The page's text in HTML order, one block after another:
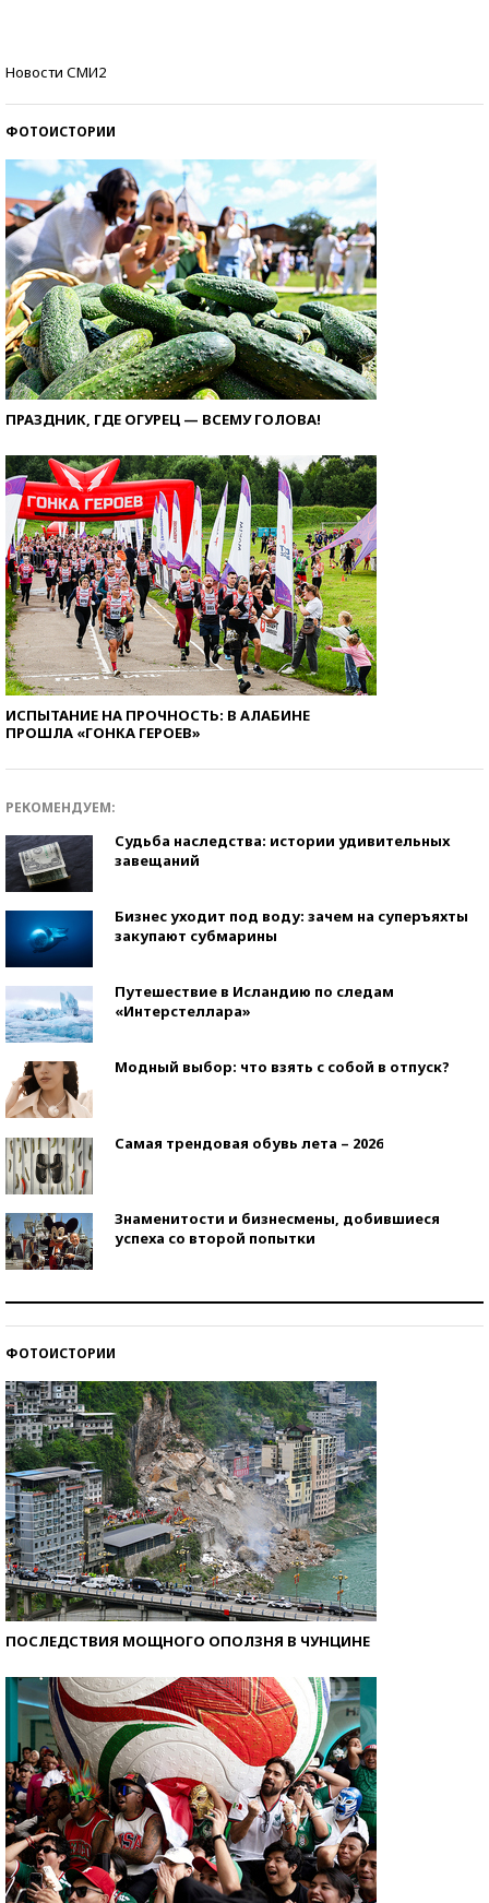
Новости СМИ2
ФОТОИСТОРИИ
ПРАЗДНИК, ГДЕ ОГУРЕЦ — ВСЕМУ ГОЛОВА!
ИСПЫТАНИЕ НА ПРОЧНОСТЬ: В АЛАБИНЕ
ПРОШЛА «ГОНКА ГЕРОЕВ»
РЕКОМЕНДУЕМ:
Судьба наследства: истории удивительных
завещаний
Бизнес уходит под воду: зачем на суперъяхты
закупают субмарины
Путешествие в Исландию по следам
«Интерстеллара»
Модный выбор: что взять с собой в отпуск?
Самая трендовая обувь лета – 2026
Знаменитости и бизнесмены, добившиеся
успеха со второй попытки
ФОТОИСТОРИИ
ПОСЛЕДСТВИЯ МОЩНОГО ОПОЛЗНЯ В ЧУНЦИНЕ